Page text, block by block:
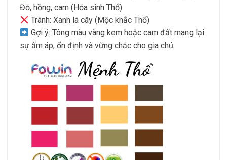
Đỏ, hồng, cam (Hỏa sinh Thổ)
Tránh: Xanh lá cây (Mộc khắc Thổ)
Gợi ý: Tông màu vàng kem hoặc cam đất mang lại
sự ấm áp, ổn định và vững chắc cho gia chủ.